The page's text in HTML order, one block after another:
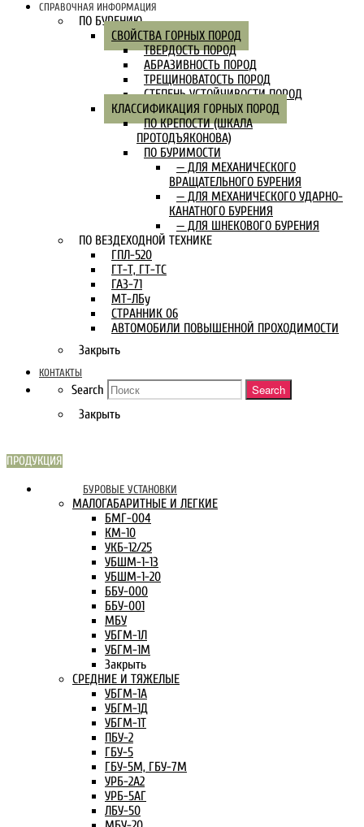
СПРАВОЧНАЯ ИНФОРМАЦИЯ
ПО БУРЕНИЮ
СВОЙСТВА ГОРНЫХ ПОРОД
ТВЕРДОСТЬ ПОРОД
АБРАЗИВНОСТЬ ПОРОД
ТРЕЩИНОВАТОСТЬ ПОРОД
СТЕПЕНЬ УСТОЙЧИВОСТИ ПОРОД
КЛАССИФИКАЦИЯ ГОРНЫХ ПОРОД
ПО КРЕПОСТИ (ШКАЛА
ПРОТОДЪЯКОНОВА)
ПО БУРИМОСТИ
— ДЛЯ МЕХАНИЧЕСКОГО
ВРАЩАТЕЛЬНОГО БУРЕНИЯ
— ДЛЯ МЕХАНИЧЕСКОГО УДАРНО-
КАНАТНОГО БУРЕНИЯ
— ДЛЯ ШНЕКОВОГО БУРЕНИЯ
ПО ВЕЗДЕХОДНОЙ ТЕХНИКЕ
ГПЛ-520
ГТ-Т, ГТ-ТС
ГАЗ-71
МТ-ЛБу
СТРАННИК 06
АВТОМОБИЛИ ПОВЫШЕННОЙ ПРОХОДИМОСТИ
Закрыть
КОНТАКТЫ
Search Search
Закрыть
ПРОДУКЦИЯ
БУРОВЫЕ УСТАНОВКИ
МАЛОГАБАРИТНЫЕ И ЛЕГКИЕ
БМГ-004
КМ-10
УКБ-12/25
УБШМ-1-13
УБШМ-1-20
ББУ-000
ББУ-001
МБУ
УБГМ-1Л
УБГМ-1М
Закрыть
СРЕДНИЕ И ТЯЖЕЛЫЕ
УБГМ-1А
УБГМ-1Д
УБГМ-1Т
ПБУ-2
ГБУ-5
ГБУ-5М, ГБУ-7М
УРБ-2А2
УРБ-5АГ
ЛБУ-50